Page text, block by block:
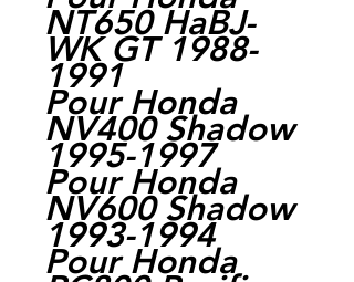
NT650 HaBJ-
WK GT 1988-
1991
Pour Honda
NV400 Shadow
1995-1997
Pour Honda
NV600 Shadow
1993-1994
Pour Honda